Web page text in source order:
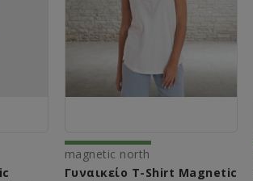
magnetic north
Γυναικείο T-Shirt Magnetic